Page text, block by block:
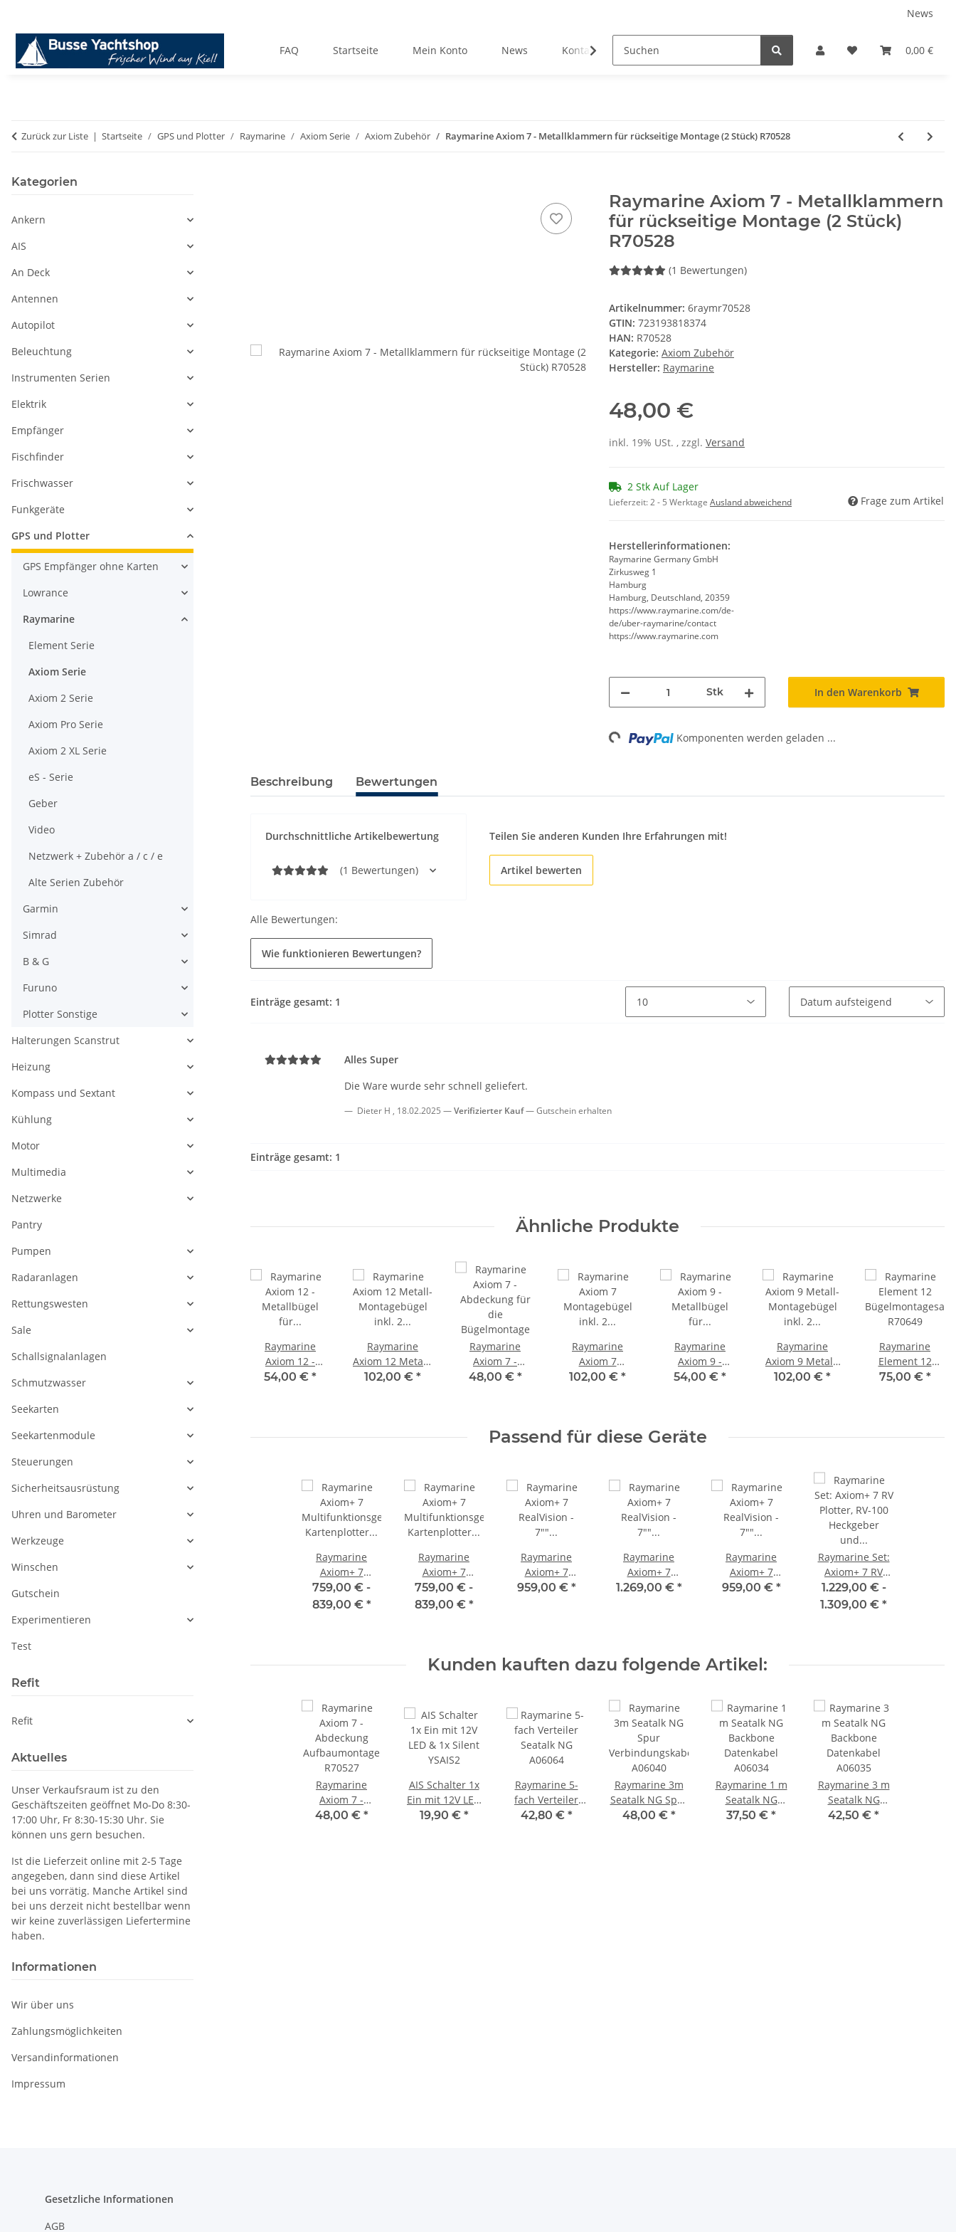
News
0,00 €
FAQ Startseite Mein Konto News Kontakt Karriere
Zurück zur Liste Startseite GPS und Plotter Raymarine Axiom Serie Axiom Zubehör Raymarine Axiom 7 - Metallklammern für rückseitige Montage (2 Stück) R70528
Raymarine Axiom 7 - Metallklammern
für rückseitige Montage (2 Stück)
R70528
(1 Bewertungen)
Artikelnummer: 6raymr70528
GTIN: 723193818374
HAN: R70528
Kategorie: Axiom Zubehör
Hersteller: Raymarine
48,00 €
inkl. 19% USt. , zzgl. Versand
2 Stk Auf Lager
Lieferzeit:2 - 5 Werktage Ausland abweichend Frage zum Artikel
Herstellerinformationen:
Raymarine Germany GmbH
Zirkusweg 1
Hamburg
Hamburg, Deutschland, 20359
https://www.raymarine.com/de-
de/uber-raymarine/contact
https://www.raymarine.com
Stk In den Warenkorb
Loading... Komponenten werden geladen ...
Beschreibung Bewertungen
Durchschnittliche Artikelbewertung
(1 Bewertungen)
Teilen Sie anderen Kunden Ihre Erfahrungen mit!
Artikel bewerten
Alle Bewertungen:
Wie funktionieren Bewertungen?
Einträge gesamt: 1
Alles Super
Die Ware wurde sehr schnell geliefert.
Dieter H , 18.02.2025 Verifizierter Kauf Gutschein erhalten
Einträge gesamt: 1
Ähnliche Produkte
Montagebügel
für Axiom Pro 12
Raymarine
Axiom 12 -
Metallbügel für
54,00 € *
Raymarine
Axiom 12 Metall-
Montagebügel
102,00 € *
Raymarine
Axiom 7 -
Abdeckung für
48,00 € *
Raymarine
Axiom 7
Montagebügel
102,00 € *
Raymarine
Axiom 9 -
Metallbügel für
54,00 € *
Raymarine
Axiom 9 Metall-
Montagebügel
102,00 € *
Raymarine
Element 12
Bügelmontagesatz
75,00 € *
Passend für diese Geräte
Raymarine
Axiom+ 7
Multifunktionsgerät
Kartenplotter
Display
759,00 € -
839,00 € *
Raymarine
Axiom+ 7
Multifunktionsgerät
Kartenplotter
Display
759,00 € -
839,00 € *
Raymarine
Axiom+ 7
RealVision - 7""
ohne Geber
959,00 € *
Raymarine
Axiom+ 7
RealVision - 7""
Geber
Aufbauversion
1.269,00 € *
Raymarine
Axiom+ 7
RealVision - 7""
Aufbauversion
959,00 € *
Raymarine Set:
Axiom+ 7 RV
Plotter, RV-100
Heckgeber und
1.229,00 € -
1.309,00 € *
Kunden kauften dazu folgende Artikel:
Raymarine
Axiom 7 -
Abdeckung
48,00 € *
AIS Schalter 1x
Ein mit 12V LED
& 1x Silent
19,90 € *
Raymarine 5-
fach Verteiler
Seatalk NG
42,80 € *
Raymarine 3m
Seatalk NG Spur
Verbindungskabel
48,00 € *
Raymarine 1 m
Seatalk NG
Backbone
37,50 € *
Raymarine 3 m
Seatalk NG
Backbone
42,50 € *
Kategorien
Ankern
AIS
An Deck
Antennen
Autopilot
Beleuchtung
Instrumenten Serien
Elektrik
Empfänger
Fischfinder
Frischwasser
Funkgeräte
GPS und Plotter
GPS Empfänger ohne Karten
Lowrance
Raymarine
Element Serie
Axiom Serie
Axiom 2 Serie
Axiom Pro Serie
Axiom 2 XL Serie
eS - Serie
Geber
Video
Netzwerk + Zubehör a / c / e
Alte Serien Zubehör
Garmin
Simrad
B & G
Furuno
Plotter Sonstige
Halterungen Scanstrut
Heizung
Kompass und Sextant
Kühlung
Motor
Multimedia
Netzwerke
Pantry
Pumpen
Radaranlagen
Rettungswesten
Sale
Schallsignalanlagen
Schmutzwasser
Seekarten
Seekartenmodule
Steuerungen
Sicherheitsausrüstung
Uhren und Barometer
Werkzeuge
Winschen
Gutschein
Experimentieren
Test
Refit
Refit
Aktuelles
Unser Verkaufsraum ist zu den
Geschäftszeiten geöffnet Mo-Do 8:30-
17:00 Uhr, Fr 8:30-15:30 Uhr. Sie
können uns gern besuchen.
Ist die Lieferzeit online mit 2-5 Tage
angegeben, dann sind diese Artikel
bei uns vorrätig. Manche Artikel sind
bei uns derzeit nicht bestellbar wenn
wir keine zuverlässigen Liefertermine
haben.
Informationen
Wir über uns
Zahlungsmöglichkeiten
Versandinformationen
Impressum
Gesetzliche Informationen
AGB